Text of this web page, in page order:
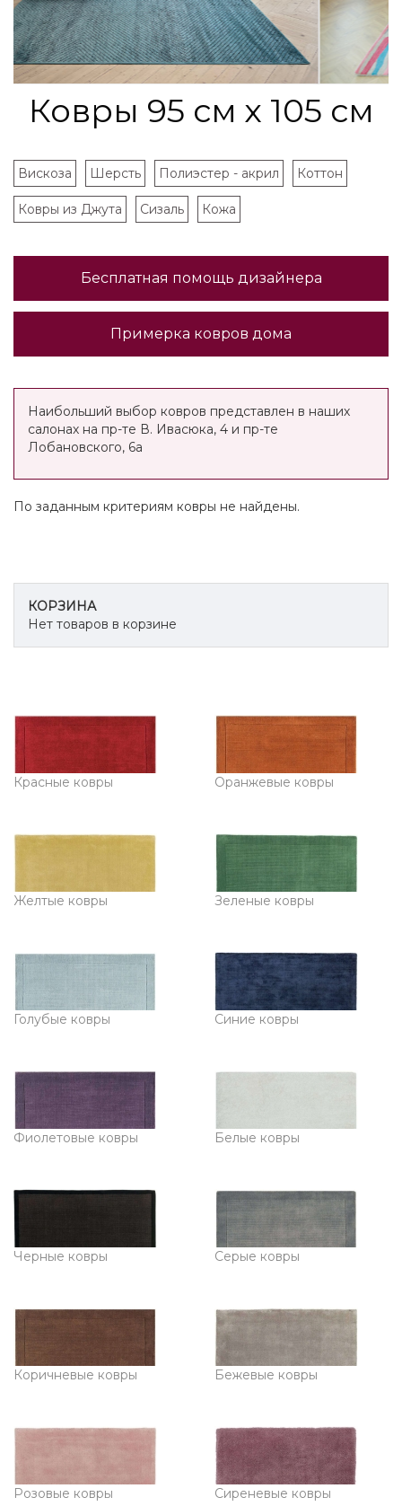
Ковры 95 см х 105 см
Вискоза Шерсть Полиэстер - акрил Коттон
Ковры из Джута Cизаль Кожа
Бесплатная помощь дизайнера
Примерка ковров дома
Наибольший выбор ковров представлен в наших
салонах на пр-те В. Ивасюка, 4 и пр-те
Лобановского, 6а
По заданным критериям ковры не найдены.
КОРЗИНА
Нет товаров в корзине
Красные ковры Оранжевые ковры
Желтые ковры Зеленые ковры
Голубые ковры Синие ковры
Фиолетовые ковры Белые ковры
Черные ковры Серые ковры
Коричневые ковры Бежевые ковры
Розовые ковры Сиреневые ковры